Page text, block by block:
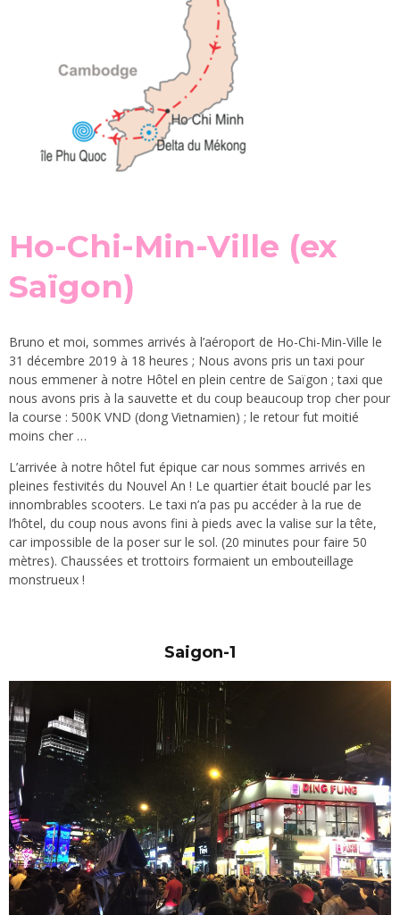
Ho-Chi-Min-Ville (ex
Saïgon)
Bruno et moi, sommes arrivés à l’aéroport de Ho-Chi-Min-Ville le
31 décembre 2019 à 18 heures ; Nous avons pris un taxi pour
nous emmener à notre Hôtel en plein centre de Saïgon ; taxi que
nous avons pris à la sauvette et du coup beaucoup trop cher pour
la course : 500K VND (dong Vietnamien) ; le retour fut moitié
moins cher …
L’arrivée à notre hôtel fut épique car nous sommes arrivés en
pleines festivités du Nouvel An ! Le quartier était bouclé par les
innombrables scooters. Le taxi n’a pas pu accéder à la rue de
l’hôtel, du coup nous avons fini à pieds avec la valise sur la tête,
car impossible de la poser sur le sol. (20 minutes pour faire 50
mètres). Chaussées et trottoirs formaient un embouteillage
monstrueux !
Saigon-1